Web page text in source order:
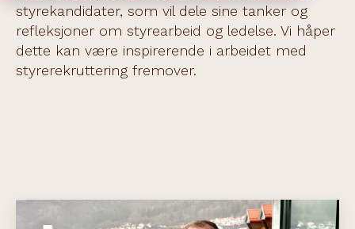
styrekandidater, som vil dele sine tanker og
refleksjoner om styrearbeid og ledelse. Vi håper
dette kan være inspirerende i arbeidet med
styrerekruttering fremover.